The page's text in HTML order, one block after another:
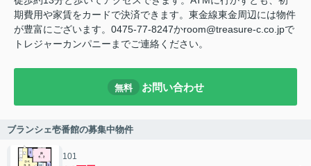
期費用や家賃をカードで決済できます。東金線東金周辺には物件
が豊富にございます。0475-77-8247かroom@treasure-c.co.jpで
トレジャーカンパニーまでご連絡ください。
無料 お問い合わせ
ブランシェ壱番館の募集中物件
101